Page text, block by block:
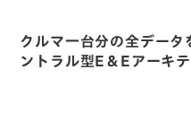
クルマ一台分の全データ
ントラル型E＆Eアーキ